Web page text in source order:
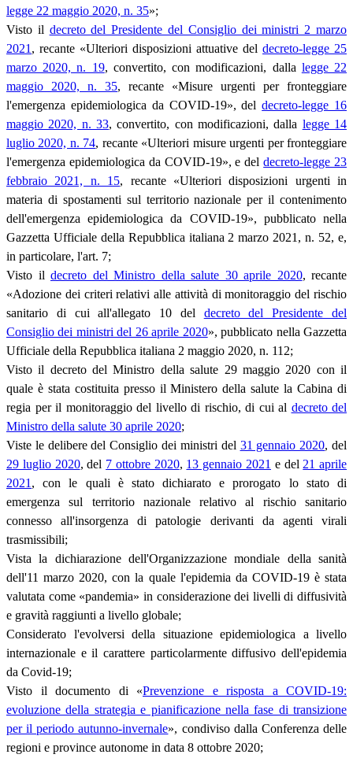
legge 22 maggio 2020, n. 35»;
Visto il decreto del Presidente del Consiglio dei ministri 2 marzo
2021 , recante «Ulteriori disposizioni attuative del decreto-legge 25
marzo 2020, n. 19, convertito, con modificazioni, dalla legge 22
maggio 2020, n. 35, recante «Misure urgenti per fronteggiare
l'emergenza epidemiologica da COVID-19», deldecreto-legge 16
maggio 2020, n. 33, convertito, con modificazioni, dalla legge 14
luglio 2020, n. 74, recante «Ulteriori misure urgenti per fronteggiare
l'emergenza epidemiologica da COVID-19», e deldecreto-legge 23
febbraio 2021, n. 15, recante «Ulteriori disposizioni urgenti in
materia di spostamenti sul territorio nazionale per il contenimento
dell'emergenza epidemiologica da COVID-19», pubblicato nella
Gazzetta Ufficiale della Repubblica italiana 2 marzo 2021, n. 52, e,
in particolare, l'art. 7;
Visto il decreto del Ministro della salute 30 aprile 2020, recante
«Adozione dei criteri relativi alle attività di monitoraggio del rischio
sanitario di cui all'allegato 10 del decreto del Presidente del
Consiglio dei ministri del 26 aprile 2020», pubblicato nella Gazzetta
Ufficiale della Repubblica italiana 2 maggio 2020, n. 112;
Visto il decreto del Ministro della salute 29 maggio 2020 con il
quale è stata costituita presso il Ministero della salute la Cabina di
regia per il monitoraggio del livello di rischio, di cui al decreto del
Ministro della salute 30 aprile 2020;
Viste le delibere del Consiglio dei ministri del 31 gennaio 2020, del
29 luglio 2020, del 7 ottobre 2020, 13 gennaio 2021 e del 21 aprile
2021 , con le quali è stato dichiarato e prorogato lo stato di
emergenza sul territorio nazionale relativo al rischio sanitario
connesso all'insorgenza di patologie derivanti da agenti virali
trasmissibili;
Vista la dichiarazione dell'Organizzazione mondiale della sanità
dell'11 marzo 2020, con la quale l'epidemia da COVID-19 è stata
valutata come «pandemia» in considerazione dei livelli di diffusività
e gravità raggiunti a livello globale;
Considerato l'evolversi della situazione epidemiologica a livello
internazionale e il carattere particolarmente diffusivo dell'epidemia
da Covid-19;
Visto il documento di «Prevenzione e risposta a COVID-19:
evoluzione della strategia e pianificazione nella fase di transizione
per il periodo autunno-invernale», condiviso dalla Conferenza delle
regioni e province autonome in data 8 ottobre 2020;